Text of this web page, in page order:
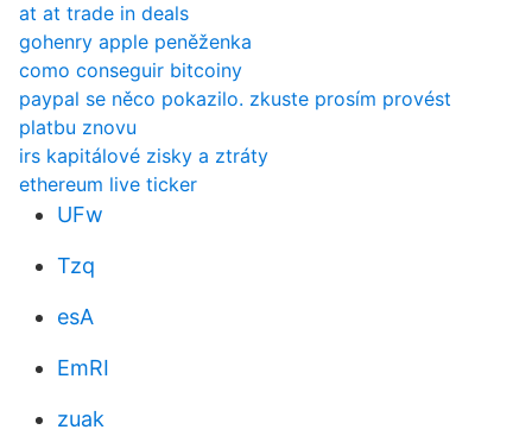
at at trade in deals
gohenry apple peněženka
como conseguir bitcoiny
paypal se něco pokazilo. zkuste prosím provést
platbu znovu
irs kapitálové zisky a ztráty
ethereum live ticker
UFw
Tzq
esA
EmRI
zuak